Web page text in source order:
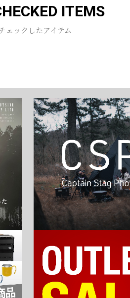
続ける カートへ進む
ITEMS
ェックしたアイテム